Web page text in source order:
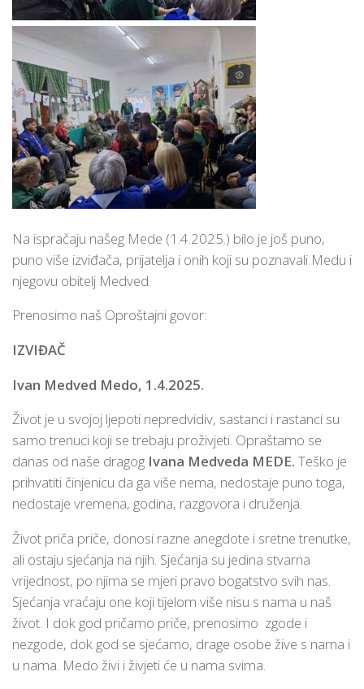
Na ispračaju našeg Mede (1.4.2025.) bilo je još puno,
puno više izviđača, prijatelja i onih koji su poznavali Medu i
njegovu obitelj Medved.
Prenosimo naš Oproštajni govor:
IZVIĐAČ
Ivan Medved Medo, 1.4.2025.
Život je u svojoj ljepoti nepredvidiv, sastanci i rastanci su
samo trenuci koji se trebaju proživjeti. Opraštamo se
danas od naše dragog Ivana Medveda MEDE. Teško je
prihvatiti činjenicu da ga više nema, nedostaje puno toga,
nedostaje vremena, godina, razgovora i druženja.
Život priča priče, donosi razne anegdote i sretne trenutke,
ali ostaju sjećanja na njih. Sjećanja su jedina stvarna
vrijednost, po njima se mjeri pravo bogatstvo svih nas.
Sjećanja vraćaju one koji tijelom više nisu s nama u naš
život. I dok god pričamo priče, prenosimo zgode i
nezgode, dok god se sjećamo, drage osobe žive s nama i
u nama. Medo živi i živjeti će u nama svima.